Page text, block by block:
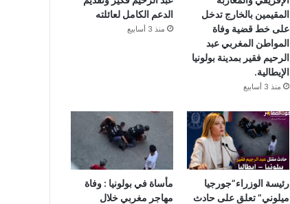
المقيمين بالخارج تدخل
على خط قضية وفاة
المواطن المغربي عبد
الرحيم فقير بمدينة بولونيا
الإيطالية.
منذ 3 أسابيع
الدعم الكامل لعائلته
منذ 3 أسابيع
رئيسة الوزراء”جورجيا
ميلوني” تعلق على حادث
مأساة في بولونيا : وفاة
مهاجر مغربي خلال